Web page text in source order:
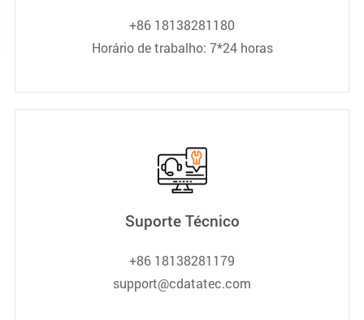
+86 18138281180
Horário de trabalho: 7*24 horas
Suporte Técnico
+86 18138281179
support@cdatatec.com